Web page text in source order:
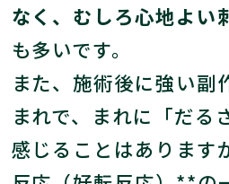
なく、むしろ心地よい
も多いです。
また、施術後に強い副
まれで、まれに「だる
感じることはあります